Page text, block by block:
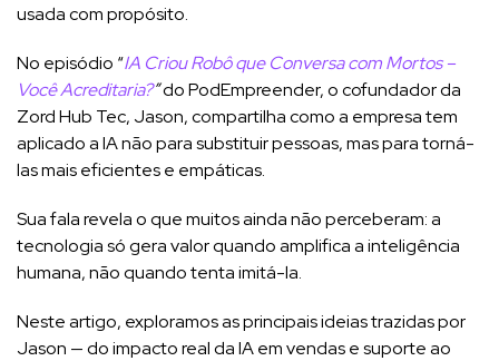
usada com propósito.
No episódio “IA Criou Robô que Conversa com Mortos –
Você Acreditaria?”do PodEmpreender, o cofundador da
Zord Hub Tec, Jason, compartilha como a empresa tem
aplicado a IA não para substituir pessoas, mas para torná-
las mais eficientes e empáticas.
Sua fala revela o que muitos ainda não perceberam: a
tecnologia só gera valor quando amplifica a inteligência
humana, não quando tenta imitá-la.
Neste artigo, exploramos as principais ideias trazidas por
Jason — do impacto real da IA em vendas e suporte ao